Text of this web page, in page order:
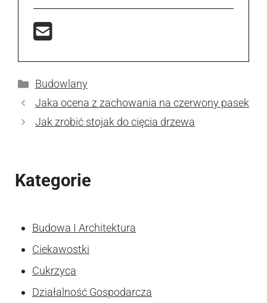
Kategorie
Budowlany
Jaka ocena z zachowania na czerwony pasek
Jak zrobić stojak do cięcia drzewa
Kategorie
Budowa I Architektura
Ciekawostki
Cukrzyca
Działalność Gospodarcza